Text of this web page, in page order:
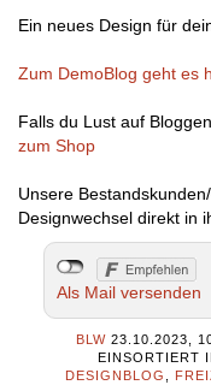
Ein neues Design für
Zum DemoBlog geht es
Falls du Lust auf
zum Shop
Unsere
Designwechsel direkt in
Als Mail versenden
BLW 23.10.2023,
EINSORTIERT
DESIGNBLOG